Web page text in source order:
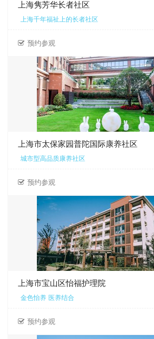
上海隽芳华长者社区
上海千年福祉上的长者社区
预约参观
上海市太保家园普陀国际康养社区
城市型高品质康养社区
预约参观
上海市宝山区怡福护理院
金色怡养 医养结合
预约参观